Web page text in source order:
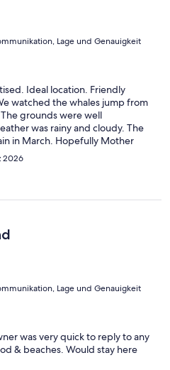
Lage und Genauigkeit
Ideal location. Friendly
watched the whales jump from
grounds were well
was rainy and cloudy. The
in March. Hopefully Mother
next trip.
2026
Lage und Genauigkeit
was very quick to reply to any
& beaches. Would stay here